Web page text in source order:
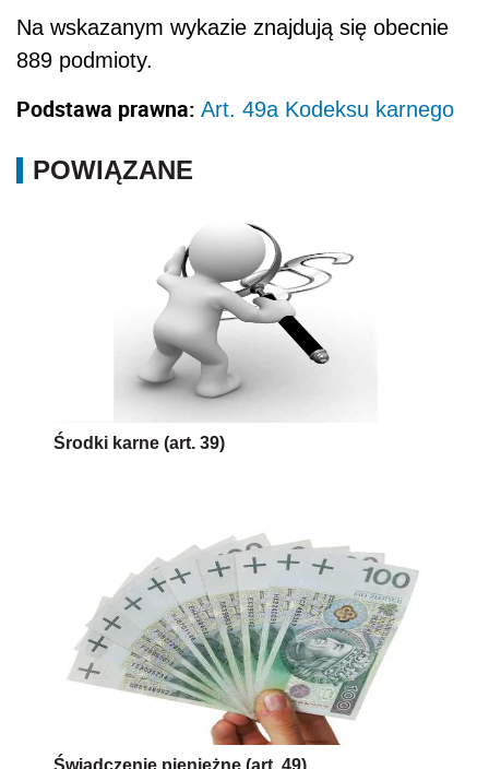
Na wskazanym wykazie znajdują się obecnie
889 podmioty.
Podstawa prawna: Art. 49a Kodeksu karnego
POWIĄZANE
Środki karne (art. 39)
Świadczenie pieniężne (art. 49)